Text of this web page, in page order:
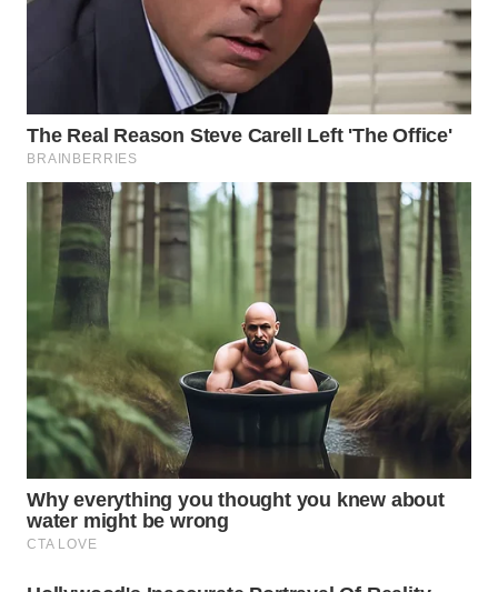
WN
PAKPAK
WN
KARAWANG
BEKASI
WN
BOGOR
DEPOK
WN